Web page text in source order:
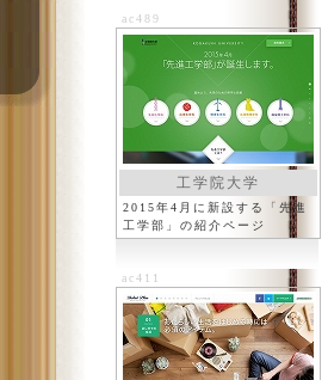
ac489
工学院大学
2015年4月に新設する「先進
工学部」の紹介ページ
ac411